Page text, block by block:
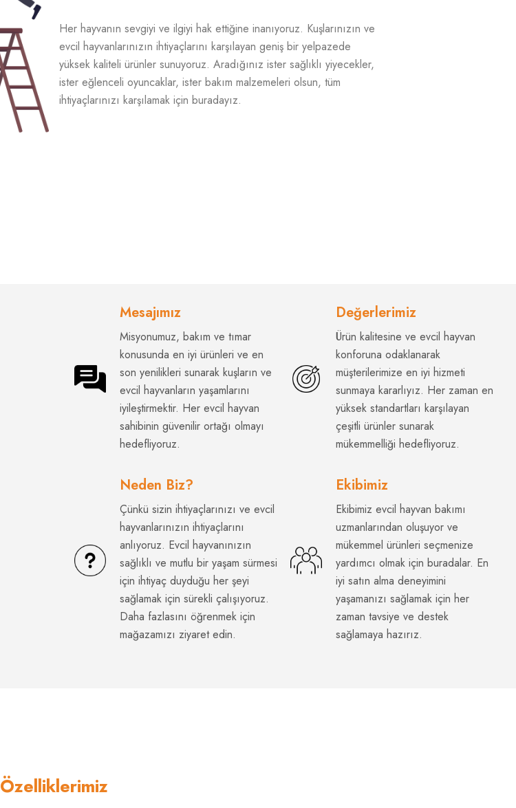
Her hayvanın sevgiyi ve ilgiyi hak ettiğine inanıyoruz. Kuşlarınızın ve
evcil hayvanlarınızın ihtiyaçlarını karşılayan geniş bir yelpazede
yüksek kaliteli ürünler sunuyoruz. Aradığınız ister sağlıklı yiyecekler,
ister eğlenceli oyuncaklar, ister bakım malzemeleri olsun, tüm
ihtiyaçlarınızı karşılamak için buradayız.
Mesajımız
Misyonumuz, bakım ve tımar
konusunda en iyi ürünleri ve en
son yenilikleri sunarak kuşların ve
evcil hayvanların yaşamlarını
iyileştirmektir. Her evcil hayvan
sahibinin güvenilir ortağı olmayı
hedefliyoruz.
Değerlerimiz
Ürün kalitesine ve evcil hayvan
konforuna odaklanarak
müşterilerimize en iyi hizmeti
sunmaya kararlıyız. Her zaman en
yüksek standartları karşılayan
çeşitli ürünler sunarak
mükemmelliği hedefliyoruz.
Neden Biz?
Çünkü sizin ihtiyaçlarınızı ve evcil
hayvanlarınızın ihtiyaçlarını
anlıyoruz. Evcil hayvanınızın
sağlıklı ve mutlu bir yaşam sürmesi
için ihtiyaç duyduğu her şeyi
sağlamak için sürekli çalışıyoruz.
Daha fazlasını öğrenmek için
mağazamızı ziyaret edin.
Ekibimiz
Ekibimiz evcil hayvan bakımı
uzmanlarından oluşuyor ve
mükemmel ürünleri seçmenize
yardımcı olmak için buradalar. En
iyi satın alma deneyimini
yaşamanızı sağlamak için her
zaman tavsiye ve destek
sağlamaya hazırız.
Özelliklerimiz